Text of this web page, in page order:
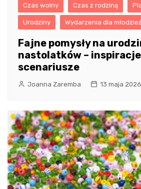
Czas wolny Czas z rodziną
Urodziny Wydarzenia dla
Fajne pomysły na
nastolatków –
scenariusze
Joanna Zaremba 13 maja 2026